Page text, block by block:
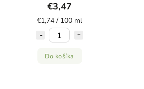
€3,47
€1,74 / 100 ml
Do košíka